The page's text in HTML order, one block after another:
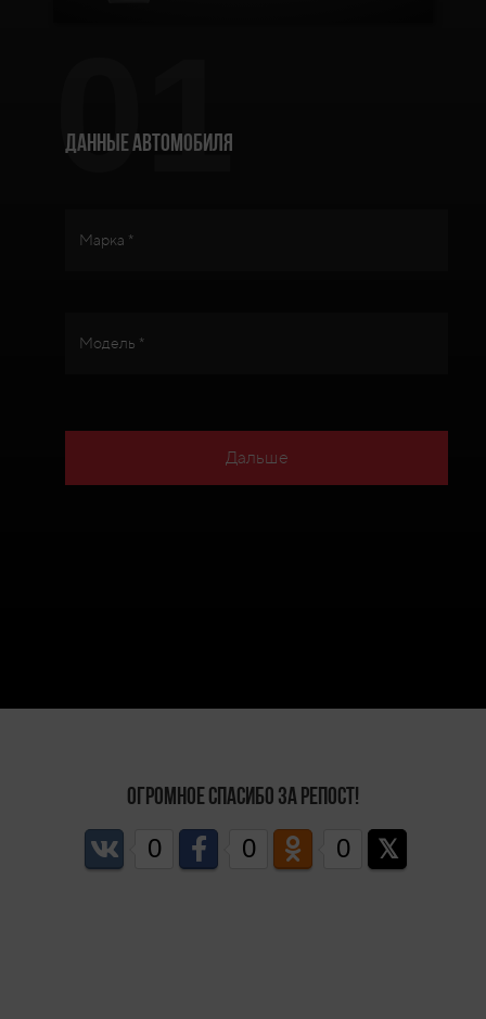
01
Данные автомобиля
Марка *
Модель *
Дальше
Огромное спасибо за репост!
0 0 0